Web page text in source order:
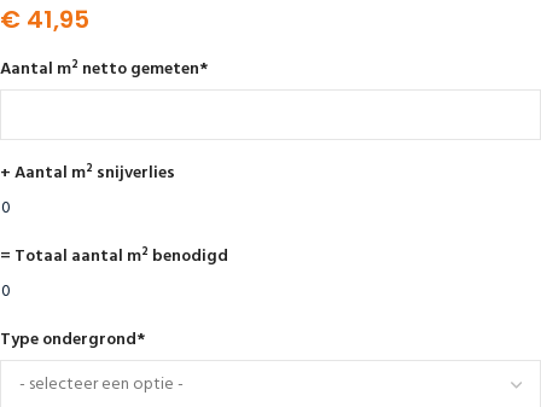
€ 41,95
Aantal m² netto gemeten*
+ Aantal m² snijverlies
= Totaal aantal m² benodigd
Type ondergrond*